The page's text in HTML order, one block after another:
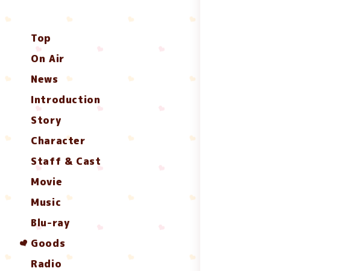
Top
On Air
News
Introduction
Story
Character
Staff & Cast
Movie
Music
Blu-ray
Goods
Radio